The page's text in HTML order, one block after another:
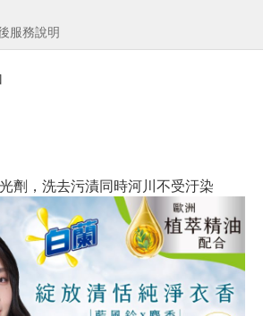
服務說明
劑，洗去污漬同時河川不受汙染